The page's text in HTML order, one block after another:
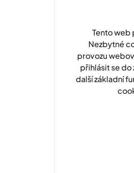
Tento web
Nezbytné
provozu
přihlásit se
další základní